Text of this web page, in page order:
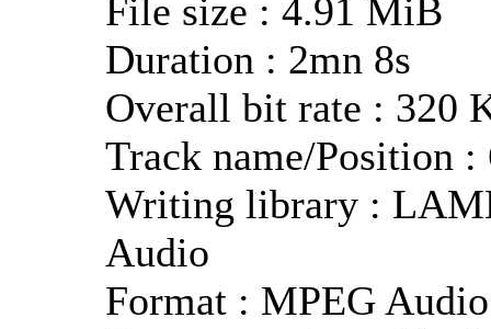
File size : 4.91 MiB
Duration : 2mn 8s
Overall bit rate : 320
Track name/Position :
Writing library :
Audio
Format : MPEG Audio